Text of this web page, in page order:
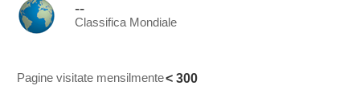
--
Classifica Mondiale
Pagine visitate mensilmente< 300